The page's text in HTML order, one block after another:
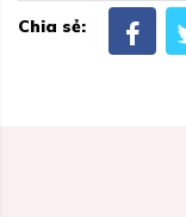
Chia sẻ: